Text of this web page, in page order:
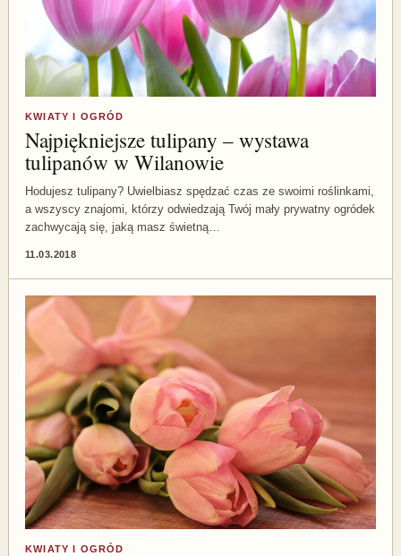
KWIATY I OGRÓD
Najpiękniejsze tulipany – wystawa
tulipanów w Wilanowie
Hodujesz tulipany? Uwielbiasz spędzać czas ze swoimi roślinkami,
a wszyscy znajomi, którzy odwiedzają Twój mały prywatny ogródek
zachwycają się, jaką masz świetną…
11.03.2018
KWIATY I OGRÓD